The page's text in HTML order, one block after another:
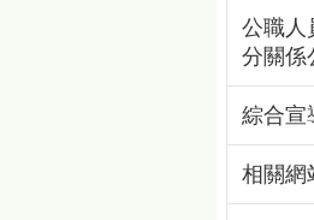
公職人
分關係
綜合宣
相關網